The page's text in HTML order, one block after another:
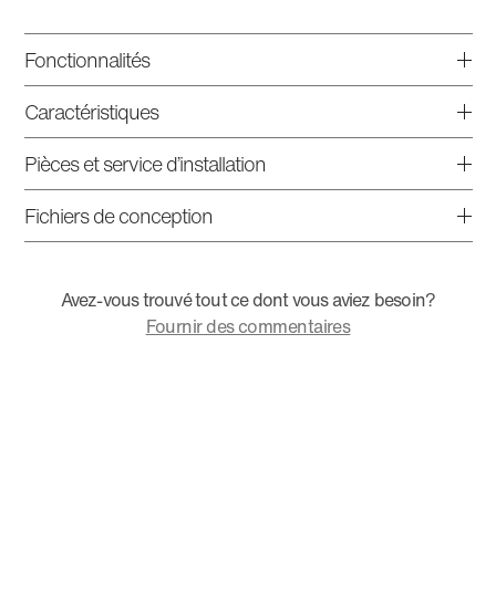
Fonctionnalités
Caractéristiques
Pièces et service d’installation
Fichiers de conception
Avez-vous trouvé tout ce dont vous aviez besoin?
Fournir des commentaires